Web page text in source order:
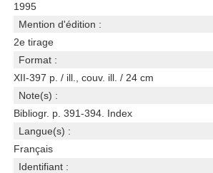
1995
Mention d'édition :
2e tirage
Format :
XII-397 p. / ill., couv. ill. / 24 cm
Note(s) :
Bibliogr. p. 391-394. Index
Langue(s) :
Français
Identifiant :